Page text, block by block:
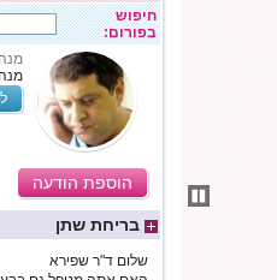
חיפוש
בפורום:
הוספת הודעה
בריחת שתן
שלום ד"ר שפירא